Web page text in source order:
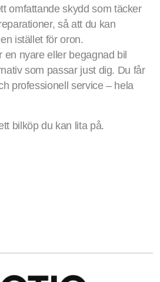
omfattande skydd som täcker
så att du kan
istället för oron.
en nyare eller begagnad bil
som passar just dig. Du får
professionell service – hela
bilköp du kan lita på.